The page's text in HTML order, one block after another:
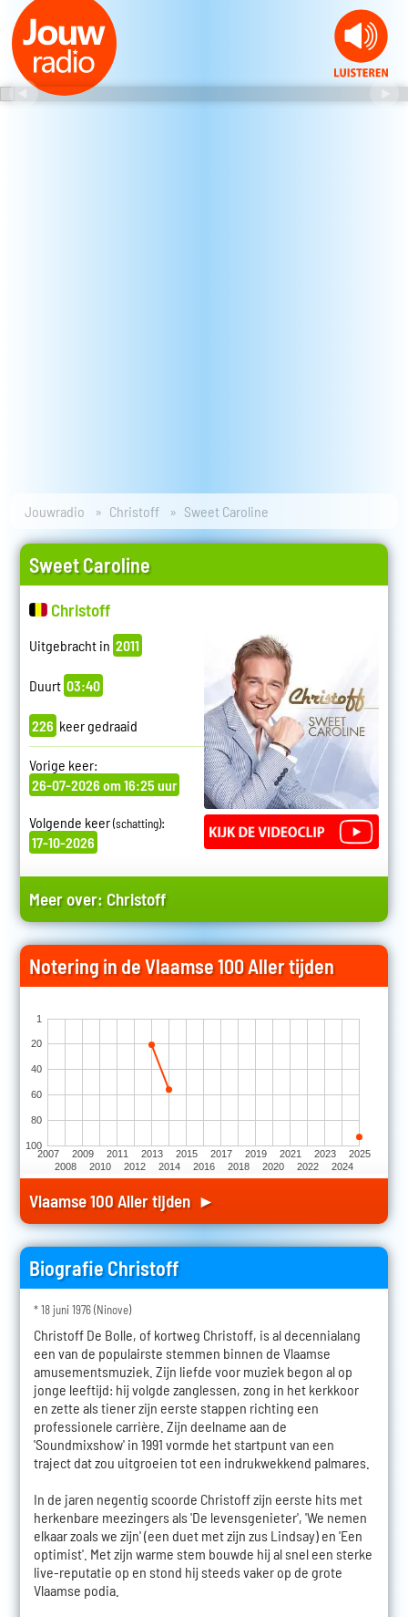
Jouwradio Christoff Sweet Caroline
Sweet Caroline
Christoff
Uitgebracht in 2011
Duurt 03:40
226 keer gedraaid
Vorige keer:
26-07-2026 om 16:25 uur
Volgende keer(schatting):
17-10-2026
Meer over: Christoff
Notering in de Vlaamse 100 Aller tijden
2007
2008
2009
2010
2011
2012
2013
2014
2015
2016
2017
2018
2019
2020
2021
2022
2023
2024
2025
1
20
40
60
80
100
Vlaamse 100 Aller tijden ►
Biografie Christoff
* 18 juni 1976 (Ninove)
Christoff De Bolle, of kortweg Christoff, is al decennialang
een van de populairste stemmen binnen de Vlaamse
amusementsmuziek. Zijn liefde voor muziek begon al op
jonge leeftijd: hij volgde zanglessen, zong in het kerkkoor
en zette als tiener zijn eerste stappen richting een
professionele carrière. Zijn deelname aan de
'Soundmixshow' in 1991 vormde het startpunt van een
traject dat zou uitgroeien tot een indrukwekkend palmares.
In de jaren negentig scoorde Christoff zijn eerste hits met
herkenbare meezingers als 'De levensgenieter', 'We nemen
elkaar zoals we zijn' (een duet met zijn zus Lindsay) en 'Een
optimist'. Met zijn warme stem bouwde hij al snel een sterke
live-reputatie op en stond hij steeds vaker op de grote
Vlaamse podia.